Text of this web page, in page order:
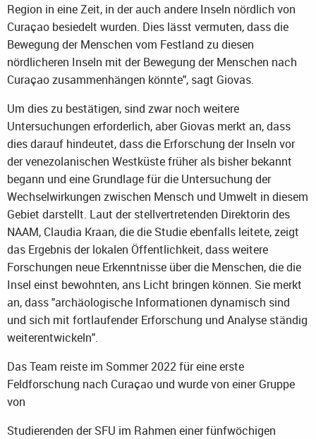
Region in eine Zeit, in der auch andere Inseln nördlich von
Curaçao besiedelt wurden. Dies lässt vermuten, dass die
Bewegung der Menschen vom Festland zu diesen
nördlicheren Inseln mit der Bewegung der Menschen nach
Curaçao zusammenhängen könnte", sagt Giovas.
Um dies zu bestätigen, sind zwar noch weitere
Untersuchungen erforderlich, aber Giovas merkt an, dass
dies darauf hindeutet, dass die Erforschung der Inseln vor
der venezolanischen Westküste früher als bisher bekannt
begann und eine Grundlage für die Untersuchung der
Wechselwirkungen zwischen Mensch und Umwelt in diesem
Gebiet darstellt. Laut der stellvertretenden Direktorin des
NAAM, Claudia Kraan, die die Studie ebenfalls leitete, zeigt
das Ergebnis der lokalen Öffentlichkeit, dass weitere
Forschungen neue Erkenntnisse über die Menschen, die die
Insel einst bewohnten, ans Licht bringen können. Sie merkt
an, dass "archäologische Informationen dynamisch sind
und sich mit fortlaufender Erforschung und Analyse ständig
weiterentwickeln".
Das Team reiste im Sommer 2022 für eine erste
Feldforschung nach Curaçao und wurde von einer Gruppe
von
Studierenden der SFU im Rahmen einer fünfwöchigen